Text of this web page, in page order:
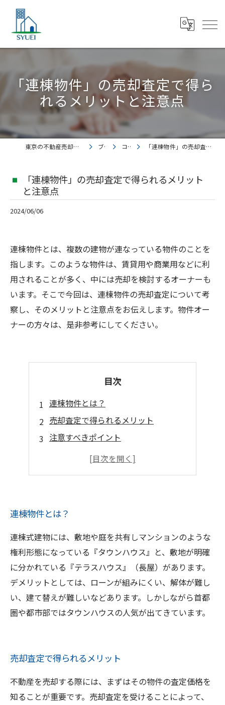
「連棟物件」の売却査定で得ら
れるメリットと注意点
東京の不動産売却なら株式会社集英都市開発 ブログ コラム 「連棟物件」の売却査定で得られるメリットと注意点
「連棟物件」の売却査定で得られるメリット
と注意点
2024/06/06
連棟物件とは、複数の建物が連なっている物件のことを
指します。このような物件は、賃貸用や商業用などに利
用されることが多く、中には売却を検討するオーナーも
います。そこで今回は、連棟物件の売却査定について考
察し、そのメリットと注意点をお伝えします。物件オー
ナーの方々は、是非参考にしてください。
目次
連棟物件とは？
売却査定で得られるメリット
注意すべきポイント
売却査定に必要な情報
連棟物件とは？
連棟式建物には、敷地や庭を共有しマンションのような
権利形態になっている『タウンハウス』と、敷地が明確
に分かれている『テラスハウス』（長屋）があります。
デメリットとしては、ローンが組みにくい、解体が難し
い、建て替えが難しいなどあります。しかしながら首都
圏や都市部ではタウンハウスの人気が出てきています。
売却査定で得られるメリット
不動産を売却する際には、まずはその物件の査定価格を
知ることが重要です。売却査定を受けることによって、